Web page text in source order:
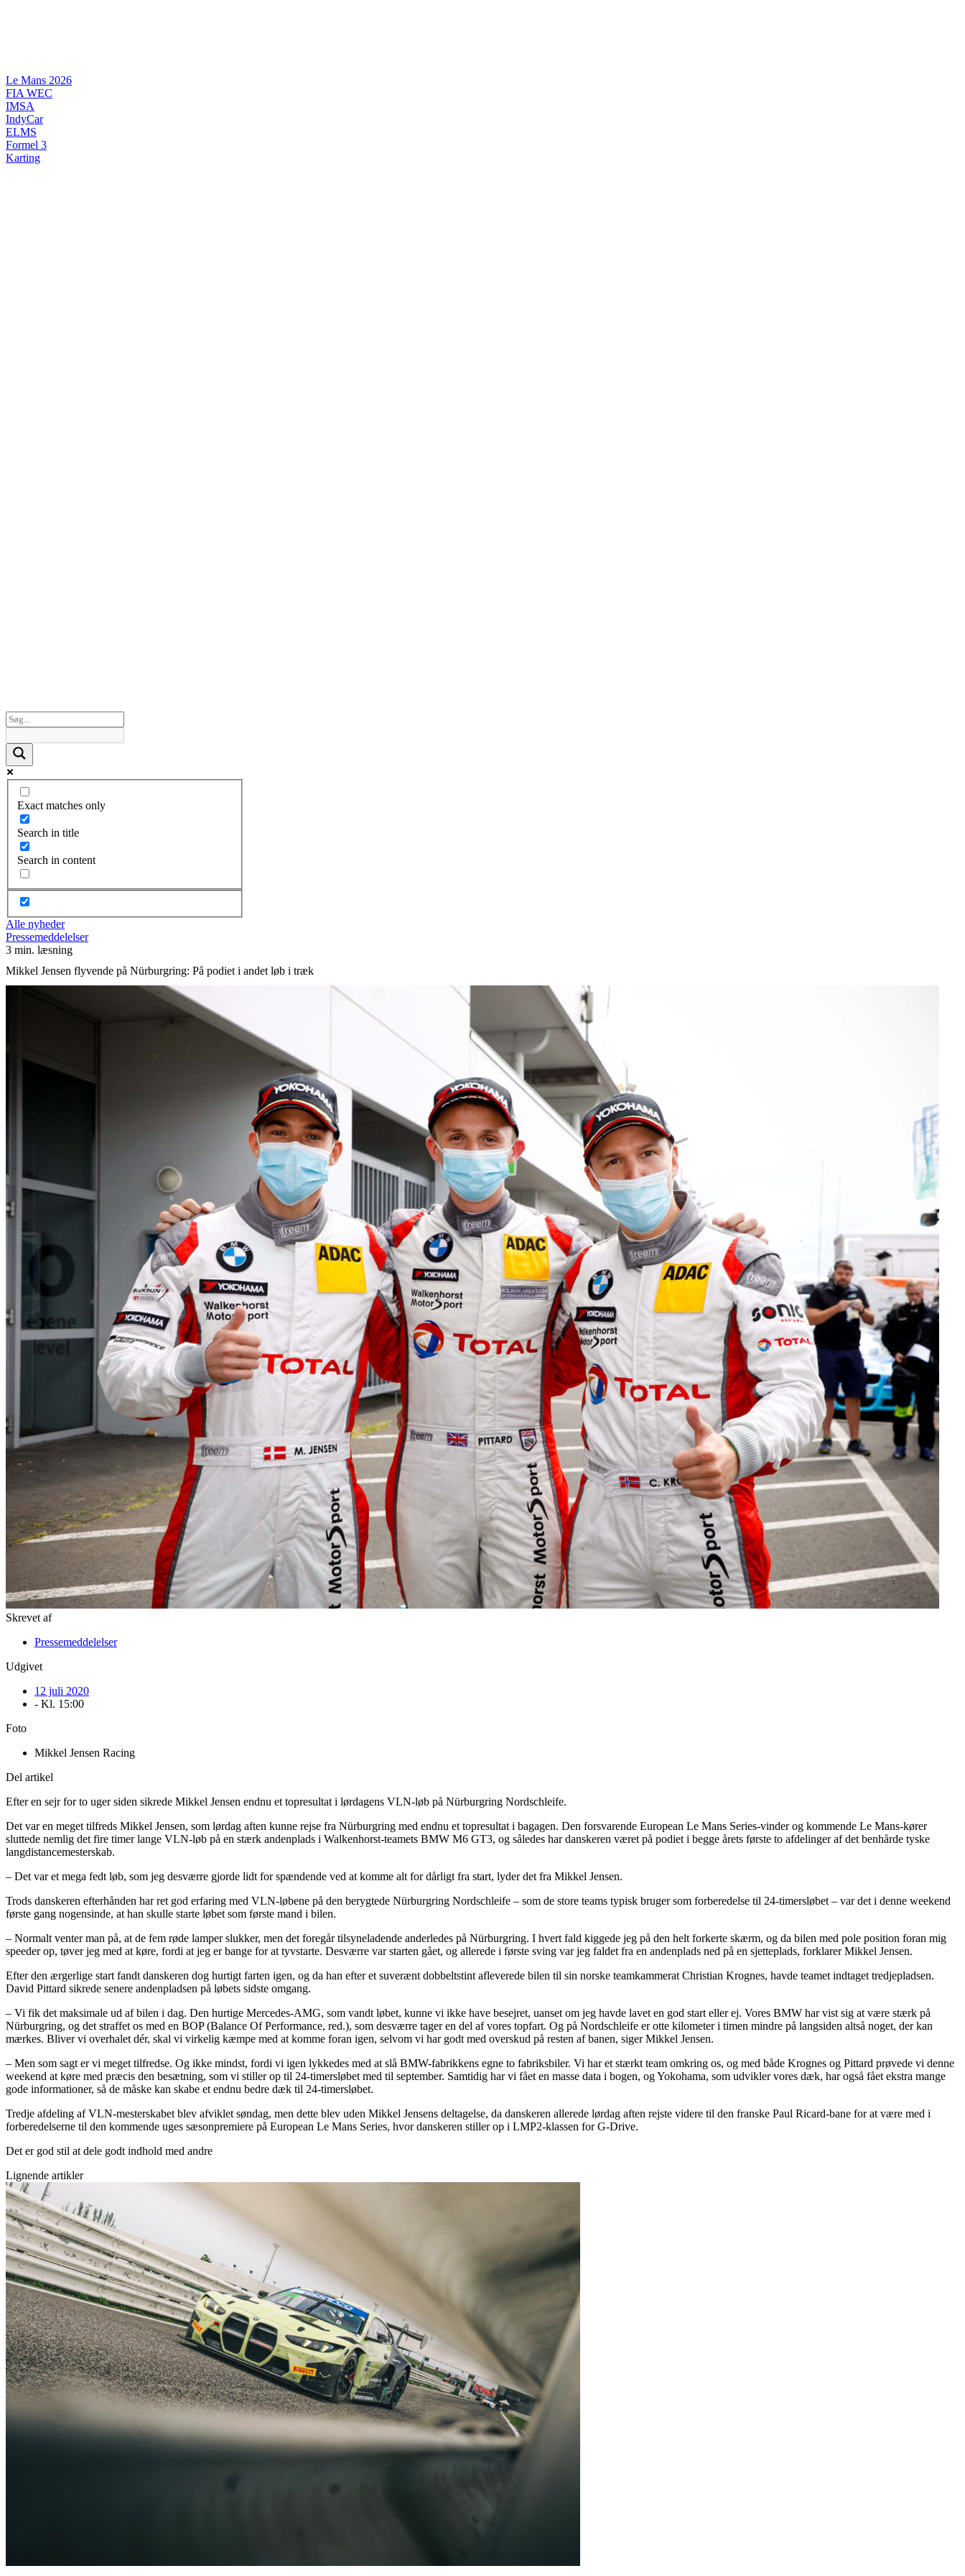
Le Mans 2026
FIA WEC
IMSA
IndyCar
ELMS
Formel 3
Karting
Exact matches only
Search in title
Search in content
Alle nyheder
Pressemeddelelser
3 min. læsning
Mikkel Jensen flyvende på Nürburgring: På podiet i andet løb i træk
Skrevet af
Pressemeddelelser
Udgivet
12 juli 2020
- Kl. 15:00
Foto
Mikkel Jensen Racing
Del artikel
Efter en sejr for to uger siden sikrede Mikkel Jensen endnu et topresultat i lørdagens VLN-løb på Nürburgring Nordschleife.
Det var en meget tilfreds Mikkel Jensen, som lørdag aften kunne rejse fra Nürburgring med endnu et topresultat i bagagen. Den forsvarende European Le Mans Series-vinder og kommende Le Mans-kører
sluttede nemlig det fire timer lange VLN-løb på en stærk andenplads i Walkenhorst-teamets BMW M6 GT3, og således har danskeren været på podiet i begge årets første to afdelinger af det benhårde tyske
langdistancemesterskab.
– Det var et mega fedt løb, som jeg desværre gjorde lidt for spændende ved at komme alt for dårligt fra start, lyder det fra Mikkel Jensen.
Trods danskeren efterhånden har ret god erfaring med VLN-løbene på den berygtede Nürburgring Nordschleife – som de store teams typisk bruger som forberedelse til 24-timersløbet – var det i denne weekend
første gang nogensinde, at han skulle starte løbet som første mand i bilen.
– Normalt venter man på, at de fem røde lamper slukker, men det foregår tilsyneladende anderledes på Nürburgring. I hvert fald kiggede jeg på den helt forkerte skærm, og da bilen med pole position foran mig
speeder op, tøver jeg med at køre, fordi at jeg er bange for at tyvstarte. Desværre var starten gået, og allerede i første sving var jeg faldet fra en andenplads ned på en sjetteplads, forklarer Mikkel Jensen.
Efter den ærgerlige start fandt danskeren dog hurtigt farten igen, og da han efter et suverænt dobbeltstint afleverede bilen til sin norske teamkammerat Christian Krognes, havde teamet indtaget tredjepladsen.
David Pittard sikrede senere andenpladsen på løbets sidste omgang.
– Vi fik det maksimale ud af bilen i dag. Den hurtige Mercedes-AMG, som vandt løbet, kunne vi ikke have besejret, uanset om jeg havde lavet en god start eller ej. Vores BMW har vist sig at være stærk på
Nürburgring, og det straffet os med en BOP (Balance Of Performance, red.), som desværre tager en del af vores topfart. Og på Nordschleife er otte kilometer i timen mindre på langsiden altså noget, der kan
mærkes. Bliver vi overhalet dér, skal vi virkelig kæmpe med at komme foran igen, selvom vi har godt med overskud på resten af banen, siger Mikkel Jensen.
– Men som sagt er vi meget tilfredse. Og ikke mindst, fordi vi igen lykkedes med at slå BMW-fabrikkens egne to fabriksbiler. Vi har et stærkt team omkring os, og med både Krognes og Pittard prøvede vi denne
weekend at køre med præcis den besætning, som vi stiller op til 24-timersløbet med til september. Samtidig har vi fået en masse data i bogen, og Yokohama, som udvikler vores dæk, har også fået ekstra mange
gode informationer, så de måske kan skabe et endnu bedre dæk til 24-timersløbet.
Tredje afdeling af VLN-mesterskabet blev afviklet søndag, men dette blev uden Mikkel Jensens deltagelse, da danskeren allerede lørdag aften rejste videre til den franske Paul Ricard-bane for at være med i
forberedelserne til den kommende uges sæsonpremiere på European Le Mans Series, hvor danskeren stiller op i LMP2-klassen for G-Drive.
Det er god stil at dele godt indhold med andre
Lignende artikler